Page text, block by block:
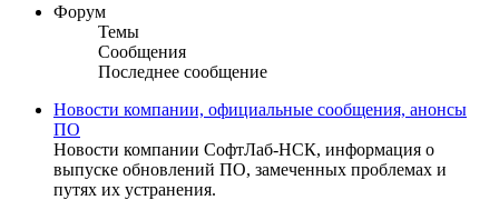
Форум
Темы
Сообщения
Последнее сообщение
Новости компании, официальные сообщения, анонсы
ПО
Новости компании СофтЛаб-НСК, информация о
выпуске обновлений ПО, замеченных проблемах и
путях их устранения.